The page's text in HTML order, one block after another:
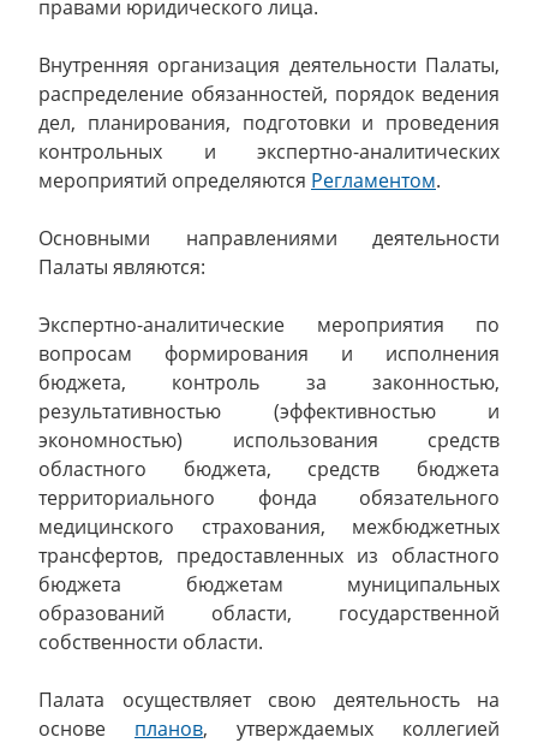
правами юридического лица.
Внутренняя организация деятельности Палаты,
распределение обязанностей, порядок ведения
дел, планирования, подготовки и проведения
контрольных и экспертно-аналитических
мероприятий определяются Регламентом.
Основными направлениями деятельности
Палаты являются:
Экспертно-аналитические мероприятия по
вопросам формирования и исполнения
бюджета, контроль за законностью,
результативностью (эффективностью и
экономностью) использования средств
областного бюджета, средств бюджета
территориального фонда обязательного
медицинского страхования, межбюджетных
трансфертов, предоставленных из областного
бюджета бюджетам муниципальных
образований области, государственной
собственности области.
Палата осуществляет свою деятельность на
основе планов, утверждаемых коллегией